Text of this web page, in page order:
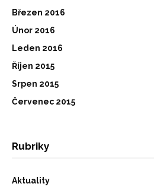
Březen 2016
Únor 2016
Leden 2016
Říjen 2015
Srpen 2015
Červenec 2015
Rubriky
Aktuality